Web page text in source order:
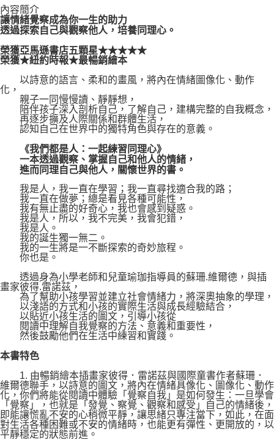
博客來商品配送方式
每筆NT$80，滿NT$1,000(含以上)免運費
內容簡介
讓情緒覺察成為你一生的助力
透過探索自己與觀察他人，培養同理心。
榮獲亞馬遜書店五顆星★★★★★
榮獲★紐約時報★最暢銷繪本
以詩意的語言、柔和的畫風，將內在情緒圖像化、動作
化，
親子一同慢慢讀、靜靜想，
陪伴孩子深入剖析自己，了解自己，建構完整的自我概念，
再逐步擴及人際關係和群體生活，
認知自己在世界中的獨特角色與存在的意義。
《我們都是人：一起練習同理心》
一本透過觀察、掌握自己和他人的情緒，
進而同理自己與他人，關懷世界的書。
我是人，我一直在學習；我一直尋找適合我的路；
我一直在做夢；總是看見各種可能性，
我有無止盡的好奇心，我也會感到疑惑。
我是人，所以，我不完美，我會犯錯，
我是人。
我的誕生獨一無二。
我的一生將是一不斷探索的奇妙旅程。
你也是。
透過身為小學老師和兒童瑜珈指導員的蘇珊.維爾德，與插
畫家彼得.雷諾茲，
為了幫助小孩學習並建立社會情緒力，將深奧抽象的學理，
以淺語的方式和小孩的實際生活與成長經驗結合，
以貼近小孩生活的圖文，引導小孩從
閱讀中理解自我覺察的方法、意義和重要性，
然後鼓勵他們在生活中練習和實踐。
本書特色
1. 由暢銷繪本插畫家彼得．雷諾茲與國際童書作者蘇珊．
維爾德聯手，以詩意的圖文，將內在情緒具像化、圖像化、動作
化，你們將能從閱讀中體驗「覺察自我」是如何發生：一旦學會
「覺察」，也就是「發覺、察覺、觀察和感受」自己的情緒後，
即能讓慌亂不安的心稍微平靜，讓思緒只專注當下，如此，在面
對生活各種困難或不安的情緒時，也能更有彈性、更開放的，以
平靜穩定的狀態前進。